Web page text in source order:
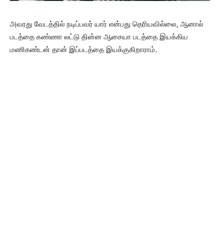
அவரது வேடத்தில் நடிப்பவர் யார் என்பது தெரியவில்லை, ஆனால்
படத்தை கண்ணா லட்டு தின்ன ஆசையா படத்தை இயக்கிய
மணிகண்டன் தான் இப்படத்தை இயக்குகிறாராம்.